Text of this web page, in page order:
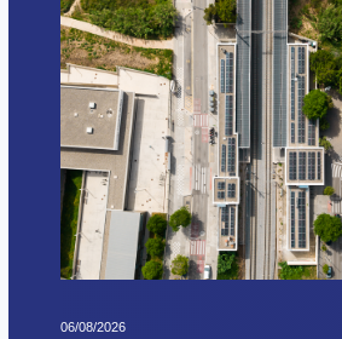
06/08/2026